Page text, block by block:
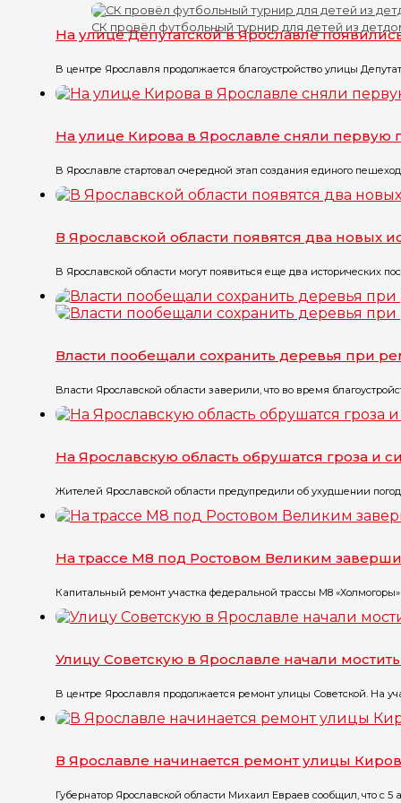
СК провёл футбольный турнир для детей из
На улице Депутатской в Ярославле
В центре Ярославля продолжается благоустройство улицы
На улице Кирова в Ярославле сняли первую
В Ярославле стартовал очередной этап создания единого
В Ярославской области появятся два новых
В Ярославской области могут появиться еще два исторических
Власти пообещали сохранить деревья при
Власти Ярославской области заверили, что во время
На Ярославскую область обрушатся гроза и
Жителей Ярославской области предупредили об ухудшении
На трассе М8 под Ростовом Великим
Капитальный ремонт участка федеральной трассы М8 «Холмогоры»
Улицу Советскую в Ярославле начали
В центре Ярославля продолжается ремонт улицы Советской. На
В Ярославле начинается ремонт улицы
Губернатор Ярославской области Михаил Евраев сообщил, что с 5